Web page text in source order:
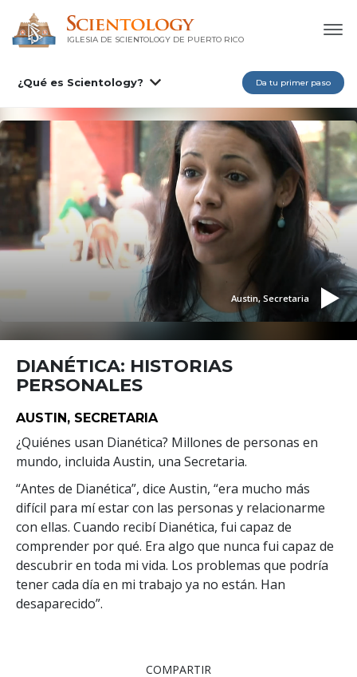
IGLESIA DE SCIENTOLOGY DE PUERTO RICO
¿Qué es Scientology? Da tu primer paso
Austin, Secretaria
DIANÉTICA: HISTORIAS
PERSONALES
AUSTIN, SECRETARIA
¿Quiénes usan Dianética? Millones de personas en
mundo, incluida Austin, una Secretaria.
“Antes de Dianética”, dice Austin, “era mucho más
difícil para mí estar con las personas y relacionarme
con ellas. Cuando recibí Dianética, fui capaz de
comprender por qué. Era algo que nunca fui capaz de
descubrir en toda mi vida. Los problemas que podría
tener cada día en mi trabajo ya no están. Han
desaparecido”.
COMPARTIR